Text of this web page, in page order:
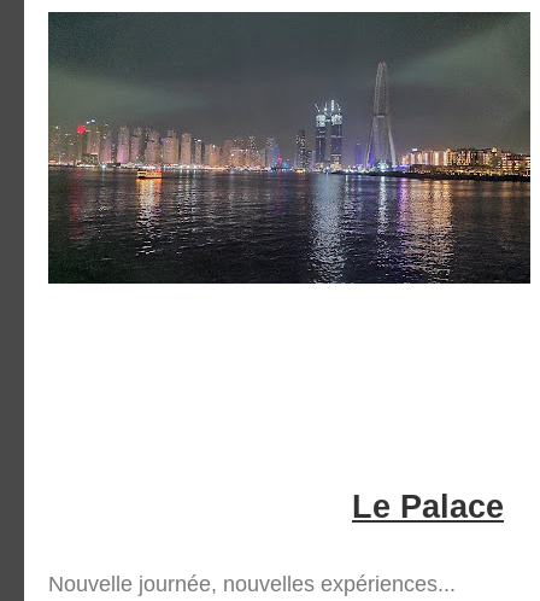
Le Palace
Nouvelle journée, nouvelles expériences...